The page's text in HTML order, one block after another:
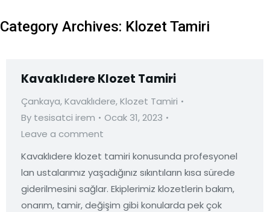
Category Archives: Klozet Tamiri
Kavaklıdere Klozet Tamiri
Çankaya,Kavaklıdere,Klozet Tamiri
By tesisatci irem
Ocak 31, 2023
Leave a comment
Kavaklıdere klozet tamiri konusunda profesyonel
lan ustalarımız yaşadığınız sıkıntıların kısa sürede
giderilmesini sağlar. Ekiplerimiz klozetlerin bakım,
onarım, tamir, değişim gibi konularda pek çok